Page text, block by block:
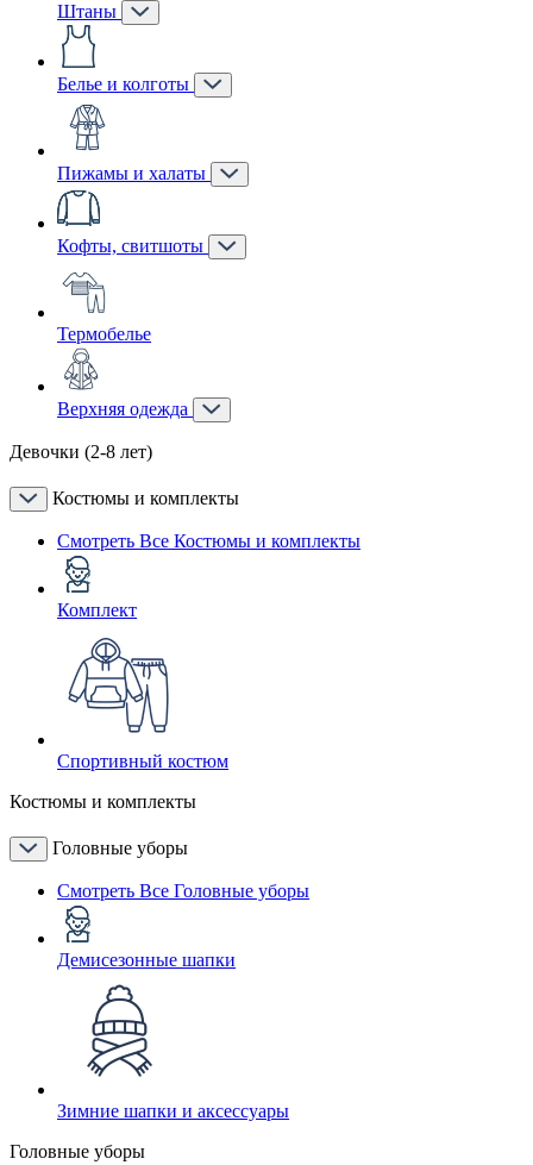
Штаны
Белье и колготы
Пижамы и халаты
Кофты, свитшоты
Термобелье
Верхняя одежда
Девочки (2-8 лет)
Костюмы и комплекты
Смотреть Все Костюмы и комплекты
Комплект
Спортивный костюм
Костюмы и комплекты
Головные уборы
Смотреть Все Головные уборы
Демисезонные шапки
Зимние шапки и аксессуары
Головные уборы